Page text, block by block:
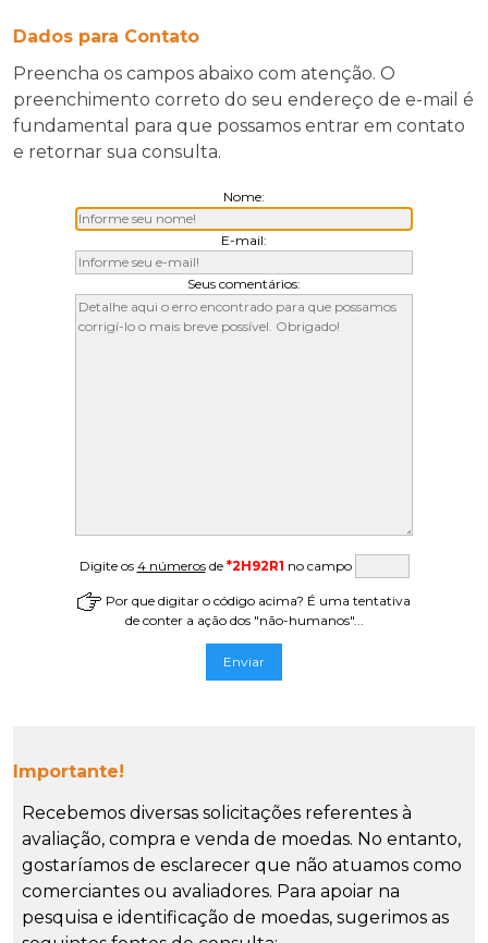
Dados para Contato
Preencha os campos abaixo com atenção. O
preenchimento correto do seu endereço de e-mail é
fundamental para que possamos entrar em contato
e retornar sua consulta.
Nome:
E-mail:
Seus comentários:
Digite os 4 númerosde *2H92R1 no campo
Por que digitar o código acima? É uma tentativa
de conter a ação dos "não-humanos"...
Importante!
Recebemos diversas solicitações referentes à
avaliação, compra e venda de moedas. No entanto,
gostaríamos de esclarecer que não atuamos como
comerciantes ou avaliadores. Para apoiar na
pesquisa e identificação de moedas, sugerimos as